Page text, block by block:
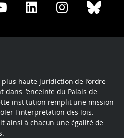
Share
Youtube
Share
LinkedIn
Share
Instagram
plus haute juridiction de l’ordre
dans l’enceinte du Palais de
institution remplit une mission
l'interprétation des lois.
ainsi à chacun une égalité de